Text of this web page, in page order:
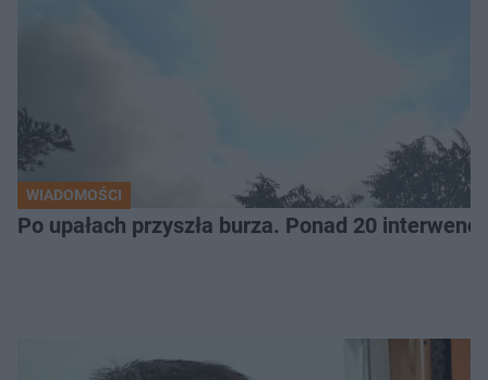
WIADOMOŚCI
Po upałach przyszła burza. Ponad 20